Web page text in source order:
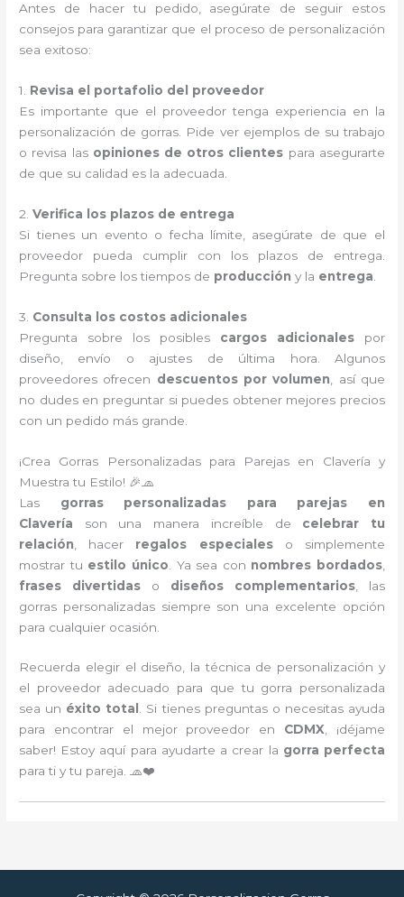
Antes de hacer tu pedido, asegúrate de seguir estos
consejos para garantizar que el proceso de personalización
sea exitoso:
1. Revisa el portafolio del proveedor
Es importante que el proveedor tenga experiencia en la
personalización de gorras. Pide ver ejemplos de su trabajo
o revisa las opiniones de otros clientes para asegurarte
de que su calidad es la adecuada.
2.Verifica los plazos de entrega
Si tienes un evento o fecha límite, asegúrate de que el
proveedor pueda cumplir con los plazos de entrega.
Pregunta sobre los tiempos de producción y la entrega
3. Consulta los costos adicionales
Pregunta sobre los posibles cargos adicionalespor
diseño, envío o ajustes de última hora. Algunos
proveedores ofrecen descuentos por volumen , así que
no dudes en preguntar si puedes obtener mejores precios
con un pedido más grande.
¡Crea Gorras Personalizadas para Parejas en Clavería y
Muestra tu Estilo! 🎉🧢
Las gorras personalizadas para parejas en
Clavería son una manera increíble de celebrar tu
relación , hacer regalos especialeso simplemente
mostrar tu estilo único . Ya sea con nombres bordados,
frases divertidas o diseños complementarios, las
gorras personalizadas siempre son una excelente opción
para cualquier ocasión.
Recuerda elegir el diseño, la técnica de personalización y
el proveedor adecuado para que tu gorra personalizada
sea un éxito total . Si tienes preguntas o necesitas ayuda
para encontrar el mejor proveedor en CDMX, ¡déjame
saber! Estoy aquí para ayudarte a crear la gorra perfecta
para ti y tu pareja. 🧢❤️